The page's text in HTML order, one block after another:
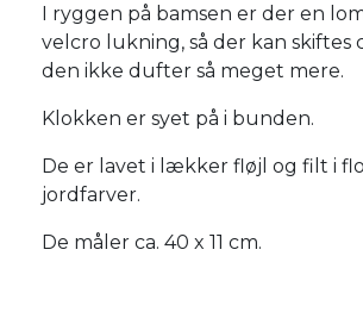
I ryggen på bamsen er der en
velcro lukning, så der kan skiftes
den ikke dufter så meget mere.
Klokken er syet på i bunden.
De er lavet i lækker fløjl og filt i
jordfarver.
De måler ca. 40 x 11 cm.